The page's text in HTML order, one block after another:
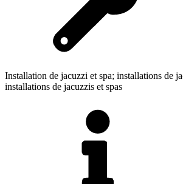
Installation de jacuzzi et spa; installations de
installations de jacuzzis et spas